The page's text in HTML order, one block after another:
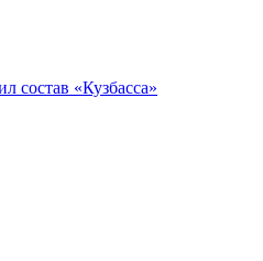
«Кузбасса»